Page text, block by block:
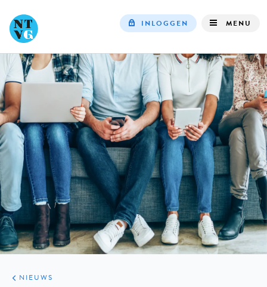
navigation
INLOGGEN MENU
ARTIKELEN
HET
KORT
NIEUWS